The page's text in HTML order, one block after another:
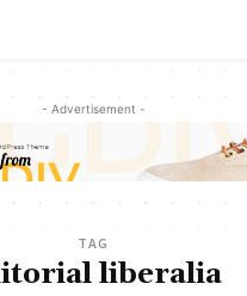
- Advertisement -
TAG
liberalia